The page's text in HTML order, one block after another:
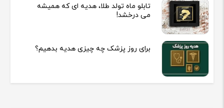
تابلو ماه تولد طلا، هدیه ای که همیشه
می درخشد!
برای روز پزشک چه چیزی هدیه بدهیم؟